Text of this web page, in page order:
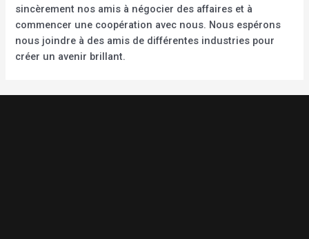
sincèrement nos amis à négocier des affaires et à
commencer une coopération avec nous. Nous espérons
nous joindre à des amis de différentes industries pour
créer un avenir brillant.